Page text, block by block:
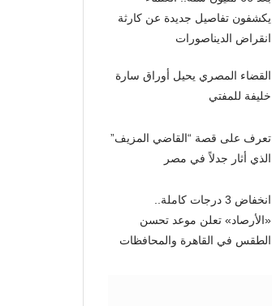
يكشفون تفاصيل جديدة عن كارثة
انقراض الديناصورات
القضاء المصري يحيل أوراق سارة
خليفة للمفتي
تعرف على قصة “القاضي المزيف”
الذي أثار جدلاً في مصر
انخفاض 3 درجات كاملة..
«الأرصاد» تعلن موعد تحسن
الطقس في القاهرة والمحافظات